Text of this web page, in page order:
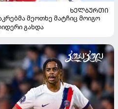
ᲮᲔᲚᲑᲣᲠᲗᲘ
მეოთხე მატჩიც მოიგო
გახდა